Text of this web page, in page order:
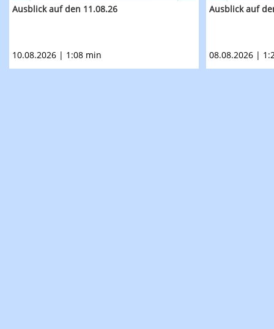
Ausblick auf den 11.08.26
10.08.2026 | 1:08 min
Ausblick auf
08.08.2026 |